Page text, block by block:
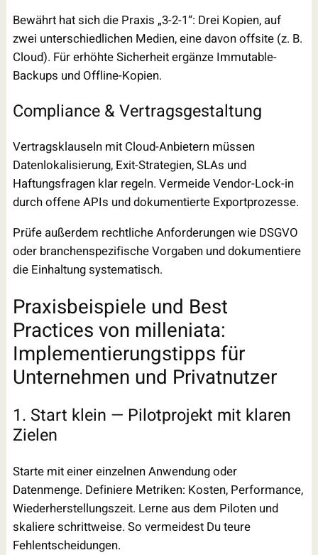
Bewährt hat sich die Praxis „3-2-1“: Drei Kopien, auf
zwei unterschiedlichen Medien, eine davon offsite (z. B.
Cloud). Für erhöhte Sicherheit ergänze Immutable-
Backups und Offline-Kopien.
Compliance & Vertragsgestaltung
Vertragsklauseln mit Cloud-Anbietern müssen
Datenlokalisierung, Exit-Strategien, SLAs und
Haftungsfragen klar regeln. Vermeide Vendor-Lock-in
durch offene APIs und dokumentierte Exportprozesse.
Prüfe außerdem rechtliche Anforderungen wie DSGVO
oder branchenspezifische Vorgaben und dokumentiere
die Einhaltung systematisch.
Praxisbeispiele und Best
Practices von milleniata:
Implementierungstipps für
Unternehmen und Privatnutzer
1. Start klein — Pilotprojekt mit klaren
Zielen
Starte mit einer einzelnen Anwendung oder
Datenmenge. Definiere Metriken: Kosten, Performance,
Wiederherstellungszeit. Lerne aus dem Piloten und
skaliere schrittweise. So vermeidest Du teure
Fehlentscheidungen.